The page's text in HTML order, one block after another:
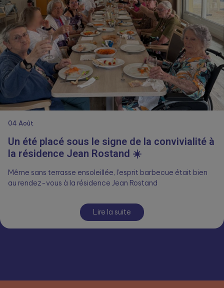
04 Août
Un été placé sous le signe de la convivialité à
la résidence Jean Rostand ☀️
Même sans terrasse ensoleillée, l’esprit barbecue était bien
au rendez-vous à la résidence Jean Rostand
Lire la suite